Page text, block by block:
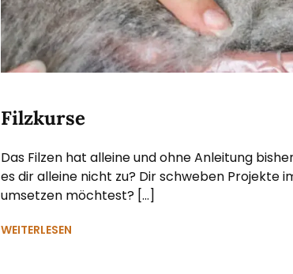
Filzkurse
Das Filzen hat alleine und ohne Anleitung
es dir alleine nicht zu? Dir schweben Projekte
umsetzen möchtest? […]
WEITERLESEN